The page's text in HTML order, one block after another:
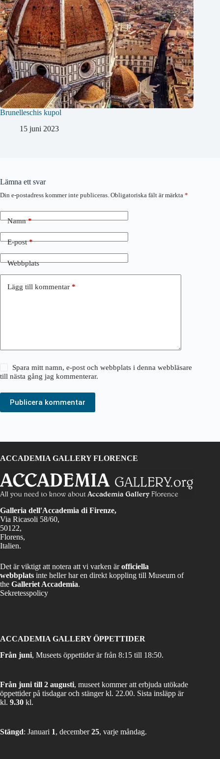
Brunelleschis kupol
15 juni 2023
Lämna ett svar
Din e-postadress kommer inte publiceras. Obligatoriska fält är märkta *
Namn*
E-post*
Webbplats
Lägg till kommentar *
Spara mitt namn, e-post och webbplats i denna webbläsare
till nästa gång jag kommenterar.
Publicera kommentar
ACCADEMIA GALLERY FLORENCE
Galleria dell'Accademia di Firenze,
Via Ricasoli 58/60,
50122,
Florens,
Italien.
Det är viktigt att notera att vi varken ärofficiella
webbplats inte heller har en direkt koppling till Museum of
the Galleriet Accademia.
Sekretesspolicy
ACCADEMIA GALLERY ÖPPETTIDER
Från juni, Museets öppettider är från 8:15 till 18:50.
Från juni till 2 augusti, museet kommer att erbjuda utökade
öppettider på tisdagar och stänger kl. 22.00. Sista insläpp är
kl. 9.30 kl.
Stängd: Januari 1, december25, varje måndag.